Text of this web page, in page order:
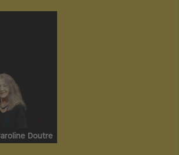
Doutre